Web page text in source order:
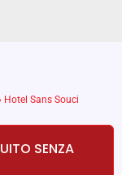
Hotel Sans Souci
SENZA